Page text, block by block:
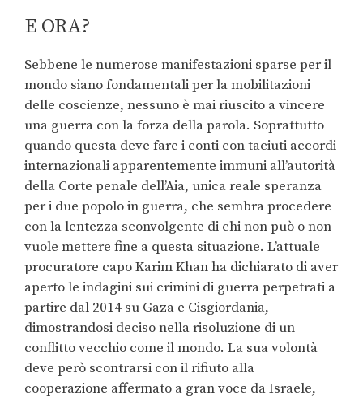
E ORA?
Sebbene le numerose manifestazioni sparse per il
mondo siano fondamentali per la mobilitazioni
delle coscienze, nessuno è mai riuscito a vincere
una guerra con la forza della parola. Soprattutto
quando questa deve fare i conti con taciuti accordi
internazionali apparentemente immuni all’autorità
della Corte penale dell’Aia, unica reale speranza
per i due popolo in guerra, che sembra procedere
con la lentezza sconvolgente di chi non può o non
vuole mettere fine a questa situazione. L’attuale
procuratore capo Karim Khan ha dichiarato di aver
aperto le indagini sui crimini di guerra perpetrati a
partire dal 2014 su Gaza e Cisgiordania,
dimostrandosi deciso nella risoluzione di un
conflitto vecchio come il mondo. La sua volontà
deve però scontrarsi con il rifiuto alla
cooperazione affermato a gran voce da Israele,